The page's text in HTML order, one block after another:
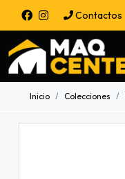
Contactos
Inicio Colecciones